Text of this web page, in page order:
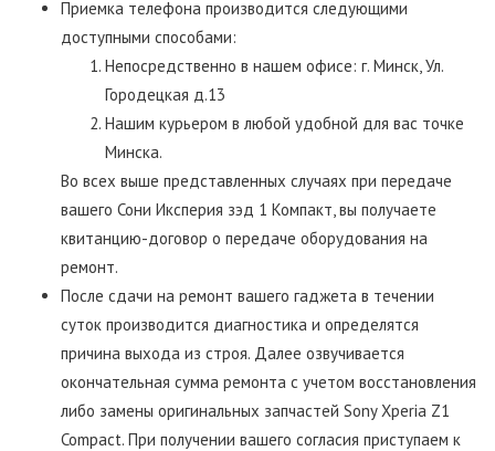
Приемка телефона производится следующими
доступными способами:
Непосредственно в нашем офисе: г. Минск, Ул.
Городецкая д.13
Нашим курьером в любой удобной для вас точке
Минска.
Во всех выше представленных случаях при передаче
вашего Сони Иксперия зэд 1 Компакт, вы получаете
квитанцию-договор о передаче оборудования на
ремонт.
После сдачи на ремонт вашего гаджета в течении
суток производится диагностика и определятся
причина выхода из строя. Далее озвучивается
окончательная сумма ремонта с учетом восстановления
либо замены оригинальных запчастей Sony Xperia Z1
Compact. При получении вашего согласия приступаем к